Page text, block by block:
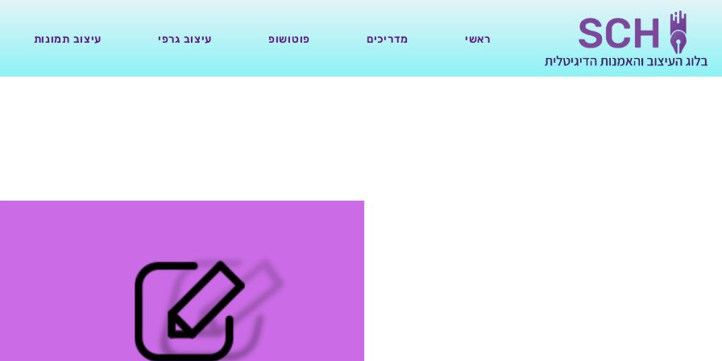
ראשי מדריכים פוטושופ עיצוב גרפי עיצוב תמונות